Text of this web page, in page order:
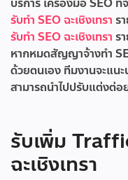
รับทำ SEO ฉะเชิงเทรา ร
รับทำ SEO ฉะเชิงเทรา ร
หากหมดสัญญาจ้างทำ
ด้วยตนเอง ทีมงานจะแน
สามารถนำไปปรับแต่งต่อ
รับเพิ่ม
ฉะเชิงเทรา